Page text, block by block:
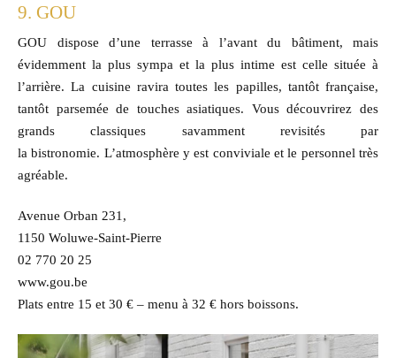
9. GOU
GOU dispose d’une terrasse à l’avant du bâtiment, mais
évidemment la plus sympa et la plus intime est celle située à
l’arrière. La cuisine ravira toutes les papilles, tantôt française,
tantôt parsemée de touches asiatiques. Vous découvrirez des
grands classiques savamment revisités par
la bistronomie. L’atmosphère y est conviviale et le personnel très
agréable.
Avenue Orban 231,
1150 Woluwe-Saint-Pierre
02 770 20 25
www.gou.be
Plats entre 15 et 30 € – menu à 32 € hors boissons.